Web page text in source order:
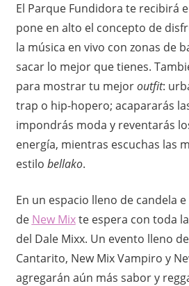
El Parque Fundidora te recibirá
pone en alto el concepto de
la música en vivo con zonas de
sacar lo mejor que tienes.
para mostrar tu mejoroutfit:
trap o hip-hopero; acapararás
impondrás moda y reventarás
energía, mientras escuchas las
estilo bellako. ​
En un espacio lleno de candela
de New Mixte espera con toda
del Dale Mixx. Un evento lleno
Cantarito, New Mix Vampiro y
agregarán aún más sabor y